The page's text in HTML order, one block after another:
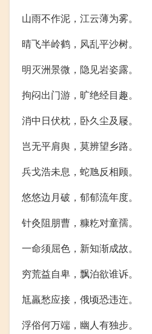
山雨不作泥，江云薄为雾。
晴飞半岭鹤，风乱平沙树。
明灭洲景微，隐见岩姿露。
拘闷出门游，旷绝经目趣。
消中日伏枕，卧久尘及屦。
岂无平肩舆，莫辨望乡路。
兵戈浩未息，蛇虺反相顾。
悠悠边月破，郁郁流年度。
针灸阻朋曹，糠籺对童孺。
一命须屈色，新知渐成故。
穷荒益自卑，飘泊欲谁诉。
尪羸愁应接，俄顷恐违迕。
浮俗何万端，幽人有独步。